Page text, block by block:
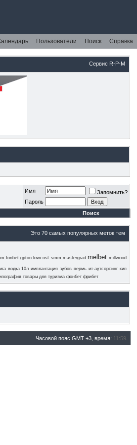
Пользователи Поиск Справка
Сервис R-P-M
Имя
Запомнить?
Пароль
Поиск
Это 70 самых популярных меток тем
fonbet gpton lowcost smm mastergrad melbet millwood
водка 10л имплантация зубов пермь ит-аутсорсинг кип
товары для туризма фонбет фрибет
Часовой пояс GMT +3, время: 11:59